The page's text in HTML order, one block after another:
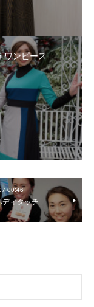
ワンピース
00:46
ディタッチ